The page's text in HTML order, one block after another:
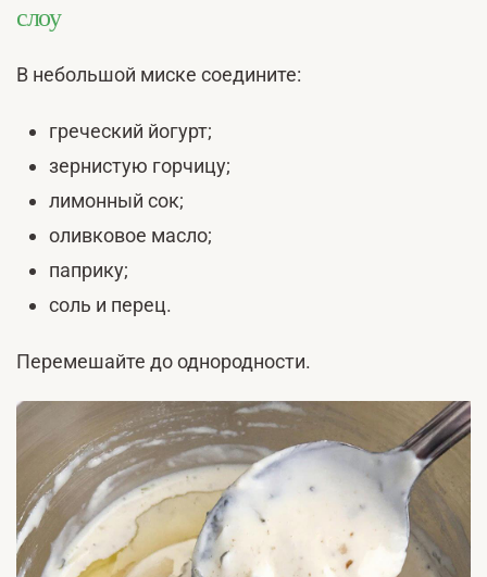
слоу
В небольшой миске соедините:
греческий йогурт;
зернистую горчицу;
лимонный сок;
оливковое масло;
паприку;
соль и перец.
Перемешайте до однородности.